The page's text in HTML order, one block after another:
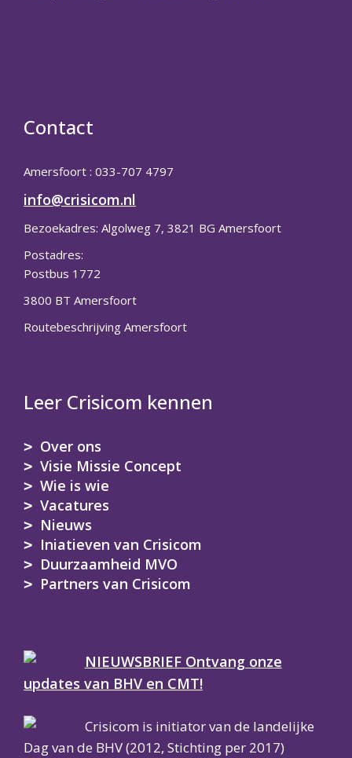
Contact
Amersfoort : 033-707 4797
info@crisicom.nl
Bezoekadres: Algolweg 7, 3821 BG Amersfoort
Postadres:
Postbus 1772
3800 BT Amersfoort
Routebeschrijving Amersfoort
Leer Crisicom kennen
Over ons
Visie Missie Concept
Wie is wie
Vacatures
Nieuws
Iniatieven van Crisicom
Duurzaamheid MVO
Partners van Crisicom
NIEUWSBRIEF Ontvang onze
updates van BHV en CMT!
Crisicom is initiator van de landelijke
Dag van de BHV (2012, Stichting per 2017)